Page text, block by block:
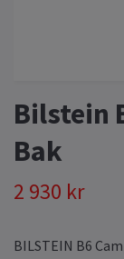
Bilstein
Bak
2 930 kr
BILSTEIN B6